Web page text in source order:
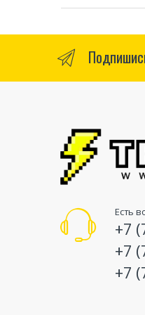
Есть
+7
+7
+7